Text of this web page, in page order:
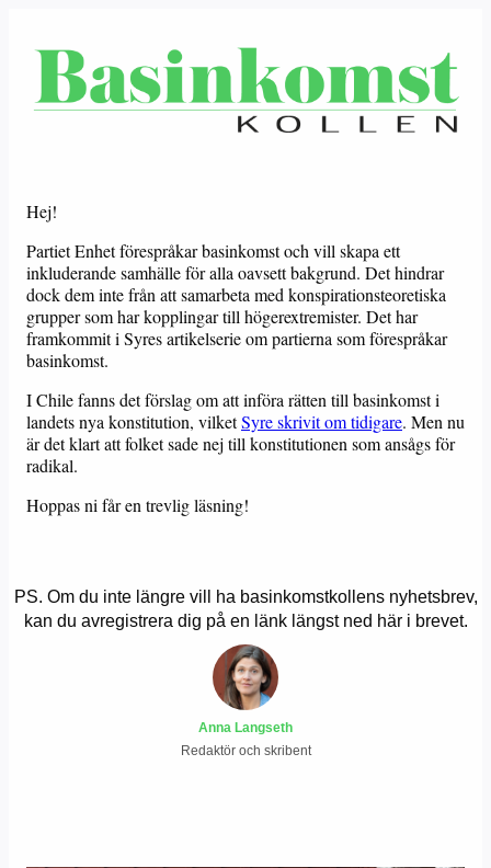
Hej!
Partiet Enhet förespråkar basinkomst och vill skapa ett
inkluderande samhälle för alla oavsett bakgrund. Det hindrar
dock dem inte från att samarbeta med konspirationsteoretiska
grupper som har kopplingar till högerextremister. Det har
framkommit i Syres artikelserie om partierna som förespråkar
basinkomst.
I Chile fanns det förslag om att införa rätten till basinkomst i
landets nya konstitution, vilketSyre skrivit om tidigare. Men nu
är det klart att folket sade nej till konstitutionen som ansågs för
radikal.
Hoppas ni får en trevlig läsning!
PS. Om du inte längre vill ha basinkomstkollens nyhetsbrev,
kan du avregistrera dig på en länk längst ned här i brevet.
Anna Langseth
Redaktör och skribent